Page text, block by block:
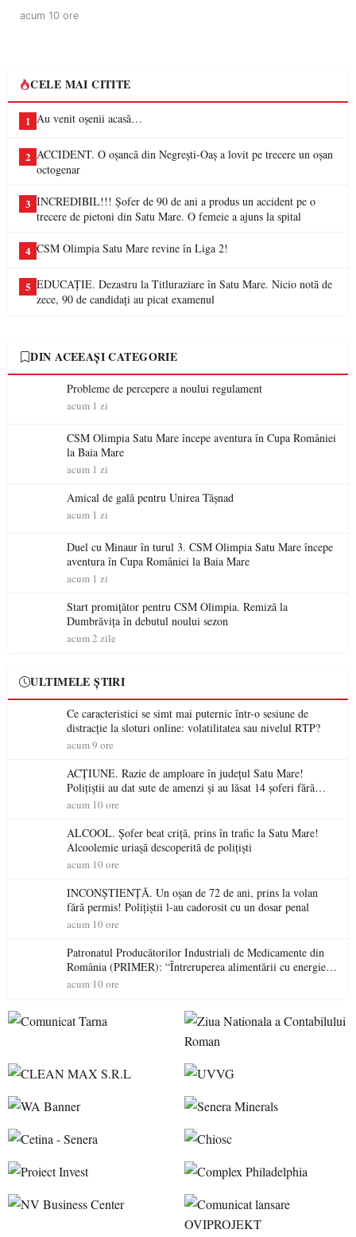
acum 10 ore
CELE MAI CITITE
1 Au venit oșenii acasă…
2 ACCIDENT. O oșancă din Negrești-Oaș a lovit pe trecere un oșan
octogenar
3 INCREDIBIL!!! Șofer de 90 de ani a produs un accident pe o
trecere de pietoni din Satu Mare. O femeie a ajuns la spital
4 CSM Olimpia Satu Mare revine în Liga 2!
5 EDUCAȚIE. Dezastru la Titluraziare în Satu Mare. Nicio notă de
zece, 90 de candidați au picat examenul
DIN ACEEAȘI CATEGORIE
Probleme de percepere a noului regulament
acum 1 zi
CSM Olimpia Satu Mare începe aventura în Cupa României
la Baia Mare
acum 1 zi
Amical de gală pentru Unirea Tășnad
acum 1 zi
Duel cu Minaur în turul 3. CSM Olimpia Satu Mare începe
aventura în Cupa României la Baia Mare
acum 1 zi
Start promițător pentru CSM Olimpia. Remiză la
Dumbrăvița în debutul noului sezon
acum 2 zile
ULTIMELE ȘTIRI
Ce caracteristici se simt mai puternic într-o sesiune de
distracție la sloturi online: volatilitatea sau nivelul RTP?
acum 9 ore
ACȚIUNE. Razie de amploare în județul Satu Mare!
Polițiștii au dat sute de amenzi și au lăsat 14 șoferi fără
permis într-o singură zi
acum 10 ore
ALCOOL. Șofer beat criță, prins în trafic la Satu Mare!
Alcoolemie uriașă descoperită de polițiști
acum 10 ore
INCONȘTIENȚĂ. Un oșan de 72 de ani, prins la volan
fără permis! Polițiștii l-au cadorosit cu un dosar penal
acum 10 ore
Patronatul Producătorilor Industriali de Medicamente din
România (PRIMER): “Întreruperea alimentării cu energie
electrică a fabricilor de medicamente va pune în pericol
acum 10 ore